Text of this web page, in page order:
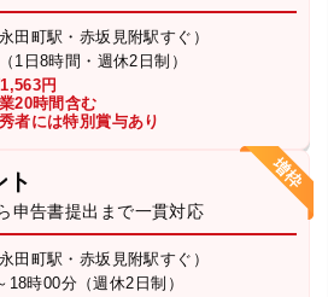
田町駅・赤坂見附駅すぐ）
1日8時間・週休2日制）
円
20時間含む
者には特別賞与あり
ト
申告書提出まで一貫対応
田町駅・赤坂見附駅すぐ）
18時00分（週休2日制）
ー
受賞 定義集 動画集